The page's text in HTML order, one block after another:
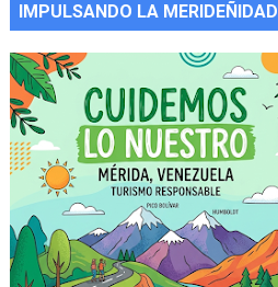
IMPULSANDO LA MERIDEÑIDAD